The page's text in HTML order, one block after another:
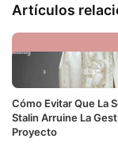
Artículos
Cómo Evitar Que La
Stalin Arruine La
Proyecto